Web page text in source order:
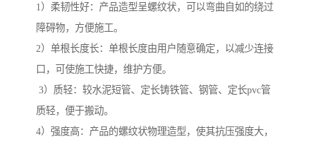
1）柔韧性好：产品造型呈螺纹状，可以弯曲自如的绕过
障碍物，方便施工。
2）单根长度长：单根长度由用户随意确定，以减少连接
口，可使施工快捷，维护方便。
3）质轻：较水泥短管、定长铸铁管、钢管、定长pvc管
质轻，便于搬动。
4）强度高：产品的螺纹状物理造型，使其抗压强度大，